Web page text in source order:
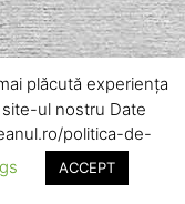
plăcută experiența
ul nostru Date
politica-de-
ACCEPT